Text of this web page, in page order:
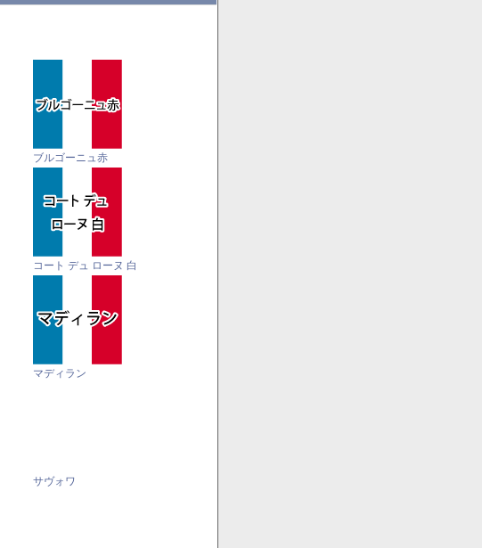
ブルゴーニュ赤
コート デュ ローヌ 白
マディラン
サヴォワ